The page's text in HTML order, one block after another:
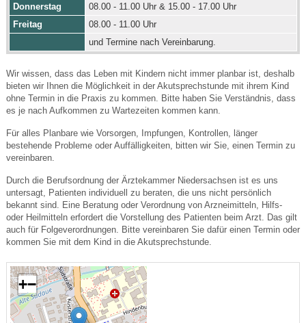
Donnerstag
08.00 - 11.00 Uhr & 15.00 - 17.00 Uhr
Freitag
08.00 - 11.00 Uhr
und Termine nach Vereinbarung.
Wir wissen, dass das Leben mit Kindern nicht immer planbar ist, deshalb
bieten wir Ihnen die Möglichkeit in der Akutsprechstunde mit ihrem Kind
ohne Termin in die Praxis zu kommen. Bitte haben Sie Verständnis, dass
es je nach Aufkommen zu Wartezeiten kommen kann.
Für alles Planbare wie Vorsorgen, Impfungen, Kontrollen, länger
bestehende Probleme oder Auffälligkeiten, bitten wir Sie, einen Termin zu
vereinbaren.
Durch die Berufsordnung der Ärztekammer Niedersachsen ist es uns
untersagt, Patienten individuell zu beraten, die uns nicht persönlich
bekannt sind. Eine Beratung oder Verordnung von Arzneimitteln, Hilfs-
oder Heilmitteln erfordert die Vorstellung des Patienten beim Arzt. Das gilt
auch für Folgeverordnungen. Bitte vereinbaren Sie dafür einen Termin oder
kommen Sie mit dem Kind in die Akutsprechstunde.
+−